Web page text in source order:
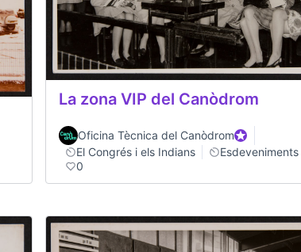
La zona VIP del Canòdrom
Oficina Tècnica del CanòdromOfficial
El Congrés i els Indians
Esdeveniments
0